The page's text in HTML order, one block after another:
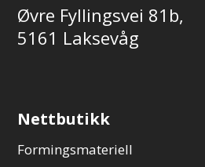
Øvre Fyllingsvei 81b,
5161 Laksevåg
Nettbutikk
Formingsmateriell